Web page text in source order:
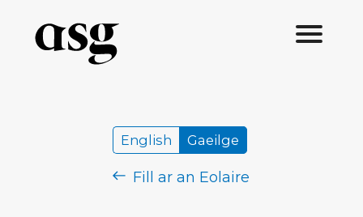
English Gaeilge
Fill ar an Eolaire